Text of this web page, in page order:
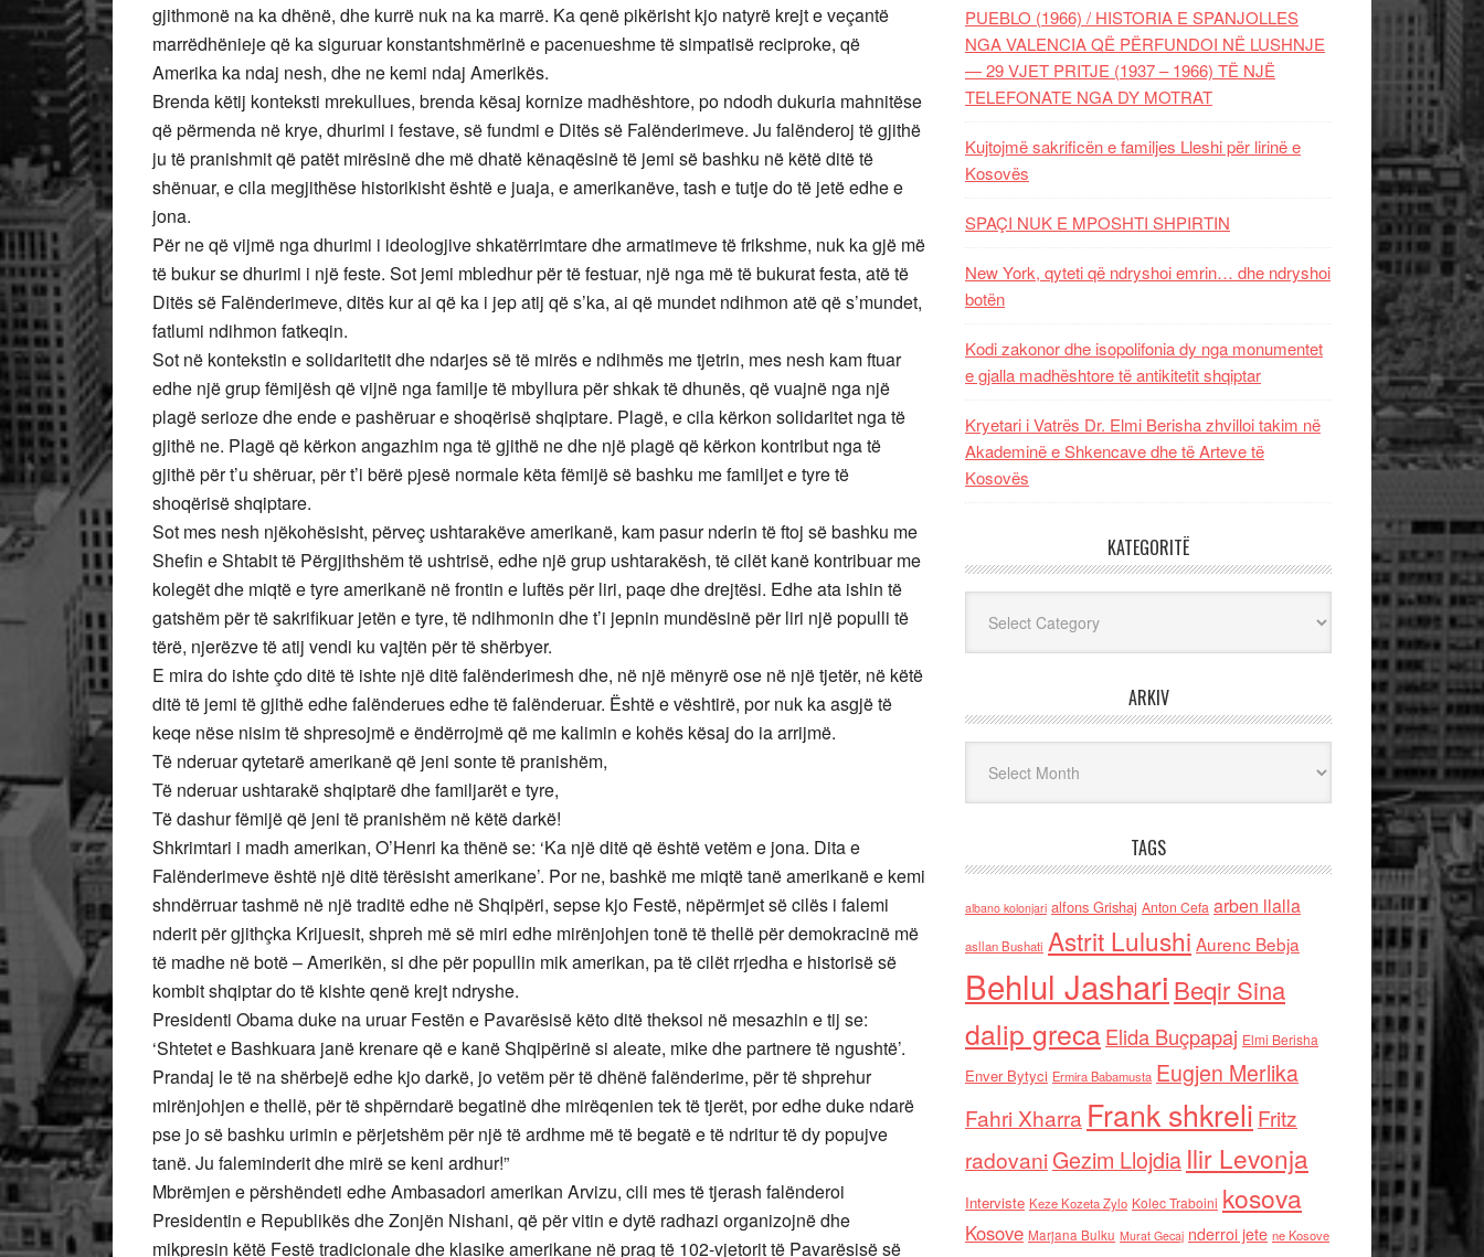
gjithmonë na ka dhënë, dhe kurrë nuk na ka marrë. Ka qenë pikërisht kjo natyrë krejt e veçantë
marrëdhënieje që ka siguruar konstantshmërinë e pacenueshme të simpatisë reciproke, që
Amerika ka ndaj nesh, dhe ne kemi ndaj Amerikës.
Brenda këtij konteksti mrekullues, brenda kësaj kornize madhështore, po ndodh dukuria mahnitëse
që përmenda në krye, dhurimi i festave, së fundmi e Ditës së Falënderimeve. Ju falënderoj të gjithë
ju të pranishmit që patët mirësinë dhe më dhatë kënaqësinë të jemi së bashku në këtë ditë të
shënuar, e cila megjithëse historikisht është e juaja, e amerikanëve, tash e tutje do të jetë edhe e
jona.
Për ne që vijmë nga dhurimi i ideologjive shkatërrimtare dhe armatimeve të frikshme, nuk ka gjë më
të bukur se dhurimi i një feste. Sot jemi mbledhur për të festuar, një nga më të bukurat festa, atë të
Ditës së Falënderimeve, ditës kur ai që ka i jep atij që s’ka, ai që mundet ndihmon atë që s’mundet,
fatlumi ndihmon fatkeqin.
Sot në kontekstin e solidaritetit dhe ndarjes së të mirës e ndihmës me tjetrin, mes nesh kam ftuar
edhe një grup fëmijësh që vijnë nga familje të mbyllura për shkak të dhunës, që vuajnë nga një
plagë serioze dhe ende e pashëruar e shoqërisë shqiptare. Plagë, e cila kërkon solidaritet nga të
gjithë ne. Plagë që kërkon angazhim nga të gjithë ne dhe një plagë që kërkon kontribut nga të
gjithë për t’u shëruar, për t’i bërë pjesë normale këta fëmijë së bashku me familjet e tyre të
shoqërisë shqiptare.
Sot mes nesh njëkohësisht, përveç ushtarakëve amerikanë, kam pasur nderin të ftoj së bashku me
Shefin e Shtabit të Përgjithshëm të ushtrisë, edhe një grup ushtarakësh, të cilët kanë kontribuar me
kolegët dhe miqtë e tyre amerikanë në frontin e luftës për liri, paqe dhe drejtësi. Edhe ata ishin të
gatshëm për të sakrifikuar jetën e tyre, të ndihmonin dhe t’i jepnin mundësinë për liri një populli të
tërë, njerëzve të atij vendi ku vajtën për të shërbyer.
E mira do ishte çdo ditë të ishte një ditë falënderimesh dhe, në një mënyrë ose në një tjetër, në këtë
ditë të jemi të gjithë edhe falënderues edhe të falënderuar. Është e vështirë, por nuk ka asgjë të
keqe nëse nisim të shpresojmë e ëndërrojmë që me kalimin e kohës kësaj do ia arrijmë.
Të nderuar qytetarë amerikanë që jeni sonte të pranishëm,
Të nderuar ushtarakë shqiptarë dhe familjarët e tyre,
Të dashur fëmijë që jeni të pranishëm në këtë darkë!
Shkrimtari i madh amerikan, O’Henri ka thënë se: ‘Ka një ditë që është vetëm e jona. Dita e
Falënderimeve është një ditë tërësisht amerikane’. Por ne, bashkë me miqtë tanë amerikanë e kemi
shndërruar tashmë në një traditë edhe në Shqipëri, sepse kjo Festë, nëpërmjet së cilës i falemi
nderit për gjithçka Krijuesit, shpreh më së miri edhe mirënjohjen tonë të thellë për demokracinë më
të madhe në botë – Amerikën, si dhe për popullin mik amerikan, pa të cilët rrjedha e historisë së
kombit shqiptar do të kishte qenë krejt ndryshe.
Presidenti Obama duke na uruar Festën e Pavarësisë këto ditë theksoi në mesazhin e tij se:
‘Shtetet e Bashkuara janë krenare që e kanë Shqipërinë si aleate, mike dhe partnere të ngushtë’.
Prandaj le të na shërbejë edhe kjo darkë, jo vetëm për të dhënë falënderime, për të shprehur
mirënjohjen e thellë, për të shpërndarë begatinë dhe mirëqenien tek të tjerët, por edhe duke ndarë
pse jo së bashku urimin e përjetshëm për një të ardhme më të begatë e të ndritur të dy popujve
tanë. Ju faleminderit dhe mirë se keni ardhur!”
Mbrëmjen e përshëndeti edhe Ambasadori amerikan Arvizu, cili mes të tjerash falënderoi
Presidentin e Republikës dhe Zonjën Nishani, që për vitin e dytë radhazi organizojnë dhe
mikpresin këtë Festë tradicionale dhe klasike amerikane në prag të 102-vjetorit të Pavarësisë së
PUEBLO (1966) / HISTORIA E SPANJOLLES
NGA VALENCIA QË PËRFUNDOI NË LUSHNJE
— 29 VJET PRITJE (1937 – 1966) TË NJË
TELEFONATE NGA DY MOTRAT
Kujtojmë sakrificën e familjes Lleshi për lirinë e
Kosovës
SPAÇI NUK E MPOSHTI SHPIRTIN
New York, qyteti që ndryshoi emrin… dhe ndryshoi
botën
Kodi zakonor dhe isopolifonia dy nga monumentet
e gjalla madhështore të antikitetit shqiptar
Kryetari i Vatrës Dr. Elmi Berisha zhvilloi takim në
Akademinë e Shkencave dhe të Arteve të
Kosovës
KATEGORITË
ARKIV
TAGS
albano kolonjari alfons Grishaj Anton Cefa arben llalla
asllan Bushati Astrit Lulushi Aurenc Bebja
Behlul Jashari Beqir Sina
dalip grecaElida Buçpapaj Elmi Berisha
Enver Bytyci Ermira Babamusta Eugjen Merlika
Fahri Xharra Frank shkreli Fritz
radovaniGezim Llojdia Ilir Levonja
Interviste Keze Kozeta Zylo Kolec Traboini kosova
Kosove Marjana Bulku Murat Gecaj nderroi jete ne Kosove